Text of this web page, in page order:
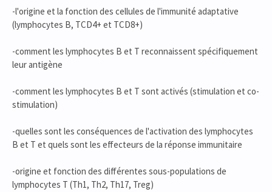
-l'origine et la fonction des cellules de l'immunité adaptative
(lymphocytes B, TCD4+ et TCD8+)
-comment les lymphocytes B et T reconnaissent spécifiquement
leur antigène
-comment les lymphocytes B et T sont activés (stimulation et co-
stimulation)
-quelles sont les conséquences de l'activation des lymphocytes
B et T et quels sont les effecteurs de la réponse immunitaire
-origine et fonction des différentes sous-populations de
lymphocytes T (Th1, Th2, Th17, Treg)